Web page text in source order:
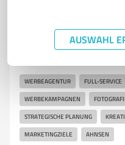
AUSWAHL
White de Soul
Kreative
WERBEAGENTUR FULL-SERVICE
WERBEKAMPAGNEN
STRATEGISCHE PLANUNG
MARKETINGZIELE AHNSEN